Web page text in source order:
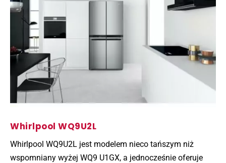
Whirlpool WQ9U2L
Whirlpool WQ9U2L jest modelem nieco tańszym niż
wspomniany wyżej WQ9 U1GX, a jednocześnie oferuje